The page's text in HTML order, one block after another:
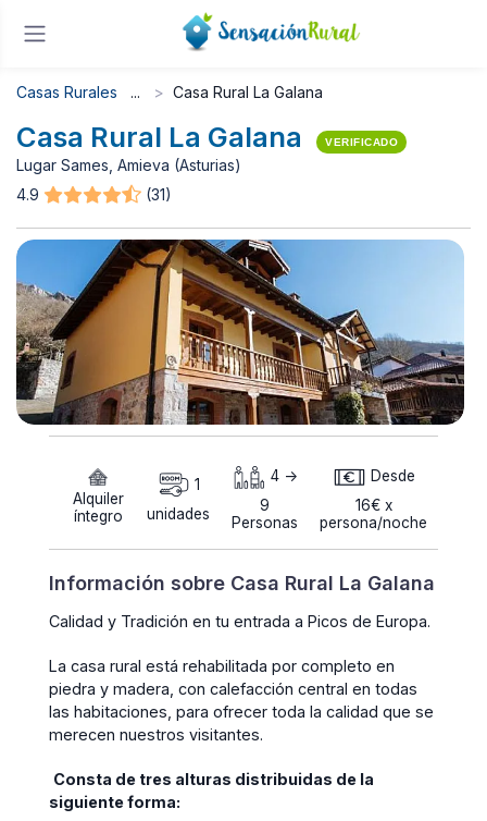
Casas Rurales Casa Rural La Galana
Casa Rural La Galana VERIFICADO
Lugar Sames, Amieva (Asturias)
4.9
(31)
Alquiler
íntegro
1
unidades
4 ->
9
Personas
Desde
16€ x
persona/noche
Información sobre Casa Rural La Galana
Calidad y Tradición en tu entrada a Picos de Europa.
La casa rural está rehabilitada por completo en
piedra y madera, con calefacción central en todas
las habitaciones, para ofrecer toda la calidad que se
merecen nuestros visitantes.
Consta de tres alturas distribuidas de la
siguiente forma: